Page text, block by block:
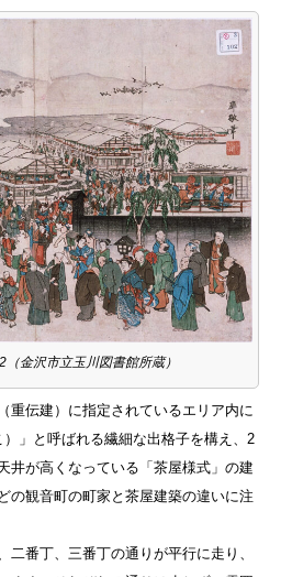
金沢市立玉川図書館所蔵）
重伝建）に指定されているエリア内に
」と呼ばれる繊細な出格子を構え、2
井が高くなっている「茶屋様式」の建
の観音町の町家と茶屋建築の違いに注
二番丁、三番丁の通りが平行に走り、